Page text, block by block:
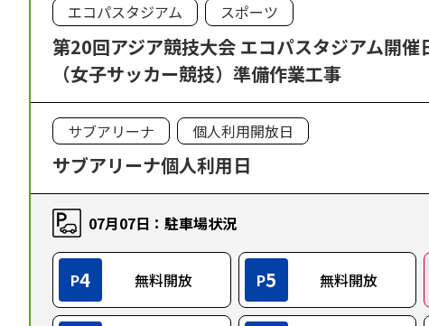
エコパスタジアム スポーツ
第20回アジア競技大会 エコパスタジアム開催
（女子サッカー競技）準備作業工事
サブアリーナ 個人利用開放日
サブアリーナ個人利用日
07月07日：駐車場状況
P4 無料開放 P5 無料開放